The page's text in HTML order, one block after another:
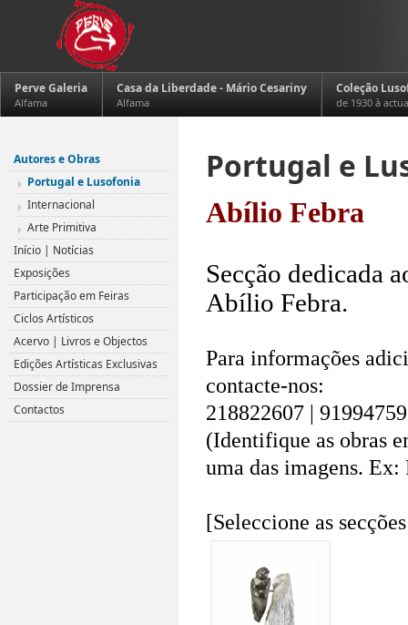
Perve Galeria
Alfama
Casa da Liberdade - Mário Cesariny
Alfama
Coleção
de 1930 à
Portugal e
Abílio Febra
Secção dedicada
Abílio Febra.
Para informações
contacte-nos:
218822607 |
(Identifique as obras
uma das imagens.
[Seleccione as
Autores e Obras
Portugal e Lusofonia
Internacional
Arte Primitiva
Início | Notícias
Exposições
Participação em Feiras
Ciclos Artísticos
Acervo | Livros e Objectos
Edições Artísticas Exclusivas
Dossier de Imprensa
Contactos